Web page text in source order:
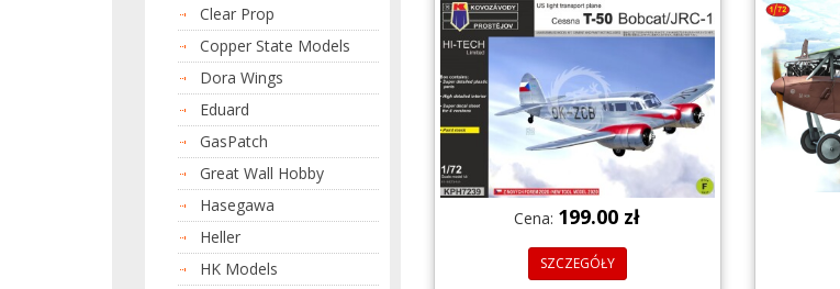
Clear Prop
Copper State Models
Dora Wings
Eduard
GasPatch
Great Wall Hobby
Hasegawa
Heller
HK Models
Cena: 199.00 zł
SZCZEGÓŁY